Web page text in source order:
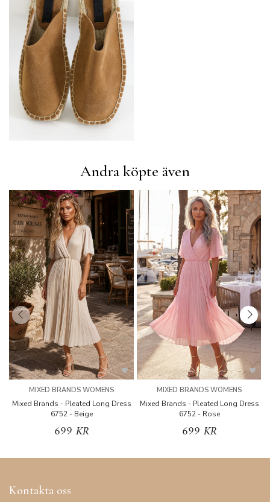
Andra köpte även
MIXED BRANDS WOMENS
Mixed Brands - Pleated Long Dress
6752 - Beige
699 KR
MIXED BRANDS WOMENS
Mixed Brands - Pleated Long Dress
6752 - Rose
699 KR
Kontakta oss